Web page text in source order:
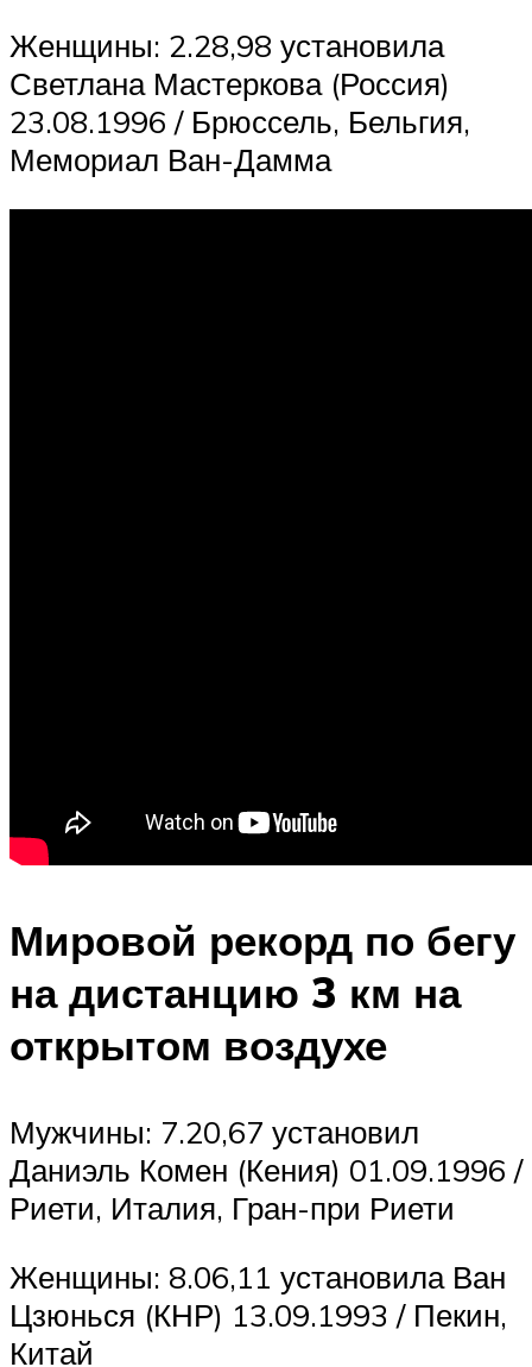
Женщины: 2.28,98 установила
Светлана Мастеркова (Россия)
23.08.1996 / Брюссель, Бельгия,
Мемориал Ван-Дамма
Мировой рекорд по бегу
на дистанцию 3 км на
открытом воздухе
Мужчины: 7.20,67 установил
Даниэль Комен (Кения) 01.09.1996 /
Риети, Италия, Гран-при Риети
Женщины: 8.06,11 установила Ван
Цзюнься (КНР) 13.09.1993 / Пекин,
Китай